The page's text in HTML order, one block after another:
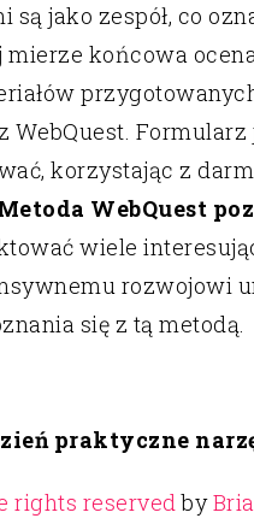
jako zespół, co
końcowa
WebQuest.
korzystając z
WebQuest
wiele
rozwojowi
się z tą metodą.
praktyczne
rights reservedby